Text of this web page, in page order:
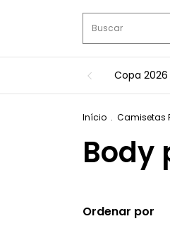
Copa 2026
Início . Camisetas
Body
Ordenar por